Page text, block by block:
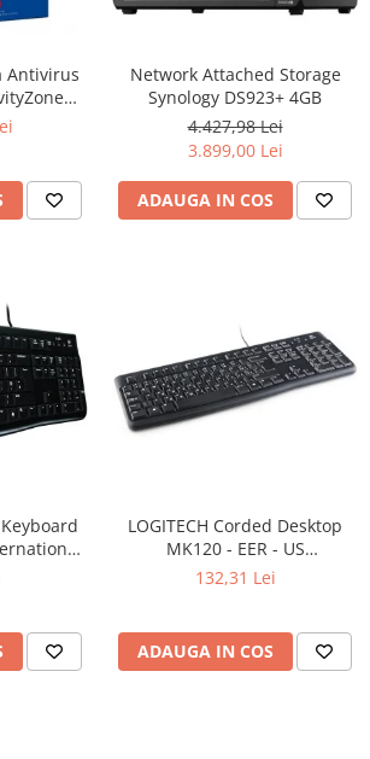
Antivirus
useri, 2
Network Attached Storage
Synology DS923+ 4GB
4.427,98 Lei
3.899,00 Lei
ADAUGA IN COS
LOGITECH Corded Desktop
MK120 - EER - US
International layout
132,31 Lei
ADAUGA IN COS